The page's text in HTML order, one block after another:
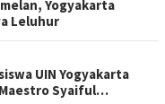
Yogyakarta
Leluhur
UIN Yogyakarta
Syaiful…